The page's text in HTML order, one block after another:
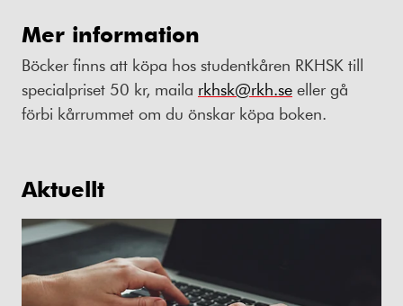
Mer information
Böcker finns att köpa hos studentkåren RKHSK till
specialpriset 50 kr, maila rkhsk@rkh.se eller gå
förbi kårrummet om du önskar köpa boken.
Aktuellt